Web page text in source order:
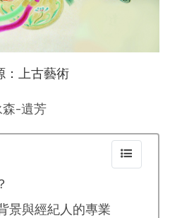
：上古藝術
森-遺芳
景與經紀人的專業